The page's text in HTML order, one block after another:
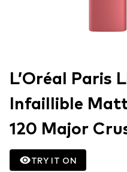
L’Oréal Paris
Infaillible
120 Major
TRY IT ON